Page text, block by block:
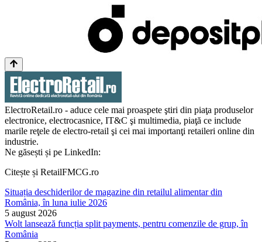
ElectroRetail.ro - aduce cele mai proaspete ştiri din piaţa produselor
electronice, electrocasnice, IT&C şi multimedia, piaţă ce include
marile reţele de electro-retail şi cei mai importanţi retaileri online din
industrie.
Ne găsești și pe LinkedIn:
Citește și RetailFMCG.ro
Situația deschiderilor de magazine din retailul alimentar din
România, în luna iulie 2026
5 august 2026
Wolt lansează funcția split payments, pentru comenzile de grup, în
România